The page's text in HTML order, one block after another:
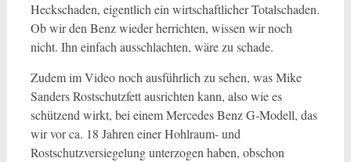
Heckschaden, eigentlich ein wirtschaftlicher Totalschaden.
Ob wir den Benz wieder herrichten, wissen wir noch
nicht. Ihn einfach ausschlachten, wäre zu schade.
Zudem im Video noch ausführlich zu sehen, was Mike
Sanders Rostschutzfett ausrichten kann, also wie es
schützend wirkt, bei einem Mercedes Benz G-Modell, das
wir vor ca. 18 Jahren einer Hohlraum- und
Rostschutzversiegelung unterzogen haben, obschon